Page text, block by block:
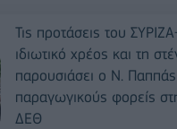
Τις προτάσεις του
ιδιωτικό χρέος και τη
παρουσιάσει ο Ν.
παραγωγικούς φορείς
ΔΕΘ